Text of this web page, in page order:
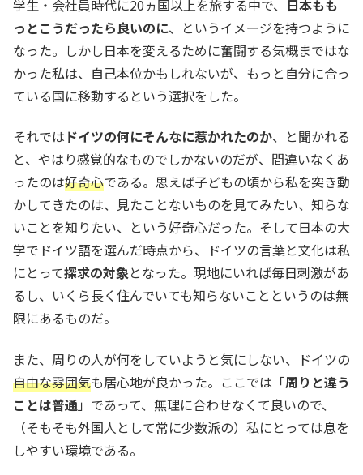
学生・会社員時代に20ヵ国以上を旅する中で、 日本もも
っとこうだったら良いのに、というイメージを持つように
なった。しかし日本を変えるために奮闘する気概まではな
かった私は、自己本位かもしれないが、もっと自分に合っ
ている国に移動するという選択をした。
それでは ドイツの何にそんなに惹かれたのか、と聞かれる
と、やはり感覚的なものでしかないのだが、間違いなくあ
ったのは好奇心である。思えば子どもの頃から私を突き動
かしてきたのは、見たことないものを見てみたい、知らな
いことを知りたい、という好奇心だった。そして日本の大
学でドイツ語を選んだ時点から、ドイツの言葉と文化は私
にとって探求の対象となった。現地にいれば毎日刺激があ
るし、いくら長く住んでいても知らないことというのは無
限にあるものだ。
また、周りの人が何をしていようと気にしない、ドイツの
自由な雰囲気も居心地が良かった。ここでは「周りと違う
ことは普通 」であって、無理に合わせなくて良いので、
（そもそも外国人として常に少数派の）私にとっては息を
しやすい環境である。